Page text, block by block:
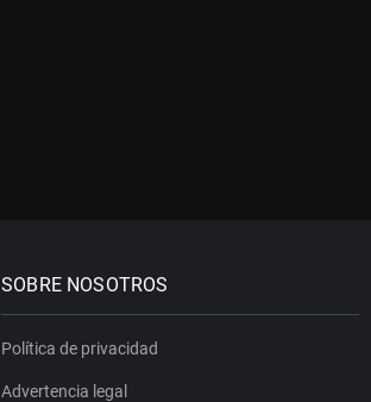
SOBRE NOSOTROS
Política de privacidad
Advertencia legal